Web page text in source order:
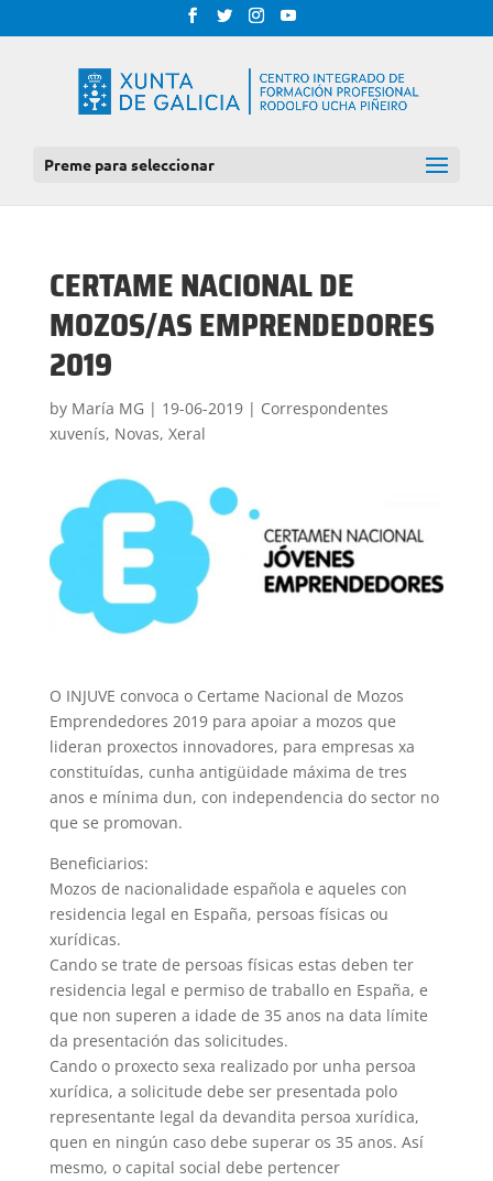
Preme para seleccionar
CERTAME NACIONAL DE
MOZOS/AS EMPRENDEDORES
2019
by María MG | 19-06-2019| Correspondentes
xuvenís, Novas, Xeral
O INJUVE convoca o Certame Nacional de Mozos
Emprendedores 2019 para apoiar a mozos que
lideran proxectos innovadores, para empresas xa
constituídas, cunha antigüidade máxima de tres
anos e mínima dun, con independencia do sector no
que se promovan.
Beneficiarios:
Mozos de nacionalidade española e aqueles con
residencia legal en España, persoas físicas ou
xurídicas.
Cando se trate de persoas físicas estas deben ter
residencia legal e permiso de traballo en España, e
que non superen a idade de 35 anos na data límite
da presentación das solicitudes.
Cando o proxecto sexa realizado por unha persoa
xurídica, a solicitude debe ser presentada polo
representante legal da devandita persoa xurídica,
quen en ningún caso debe superar os 35 anos. Así
mesmo, o capital social debe pertencer